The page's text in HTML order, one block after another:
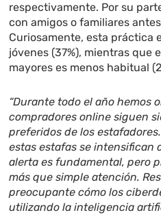
respectivamente. Por su
con amigos o familiares
Curiosamente, esta práctica
jóvenes (37%), mientras que
mayores es menos habitual
“Durante todo el año hemos
compradores online siguen
preferidos de los
estas estafas se intensifican
alerta es fundamental, pero
más que simple atención.
preocupante cómo los
utilizando la inteligencia